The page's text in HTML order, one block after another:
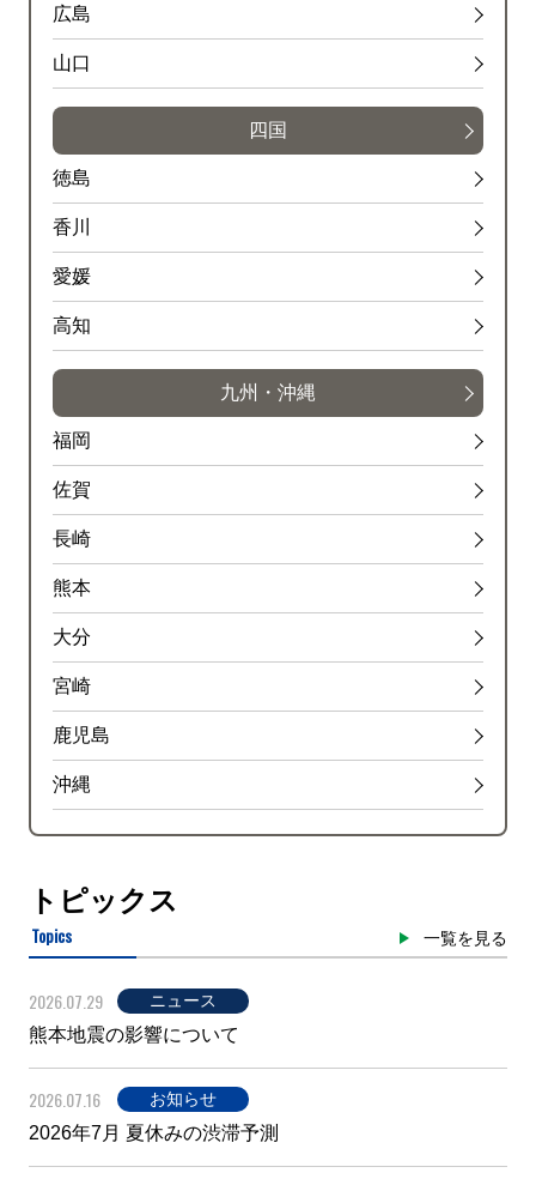
広島
山口
四国
徳島
香川
愛媛
高知
九州・沖縄
福岡
佐賀
長崎
熊本
大分
宮崎
鹿児島
沖縄
トピックス
Topics 一覧を見る
2026.07.29 ニュース
熊本地震の影響について
2026.07.16 お知らせ
2026年7月 夏休みの渋滞予測